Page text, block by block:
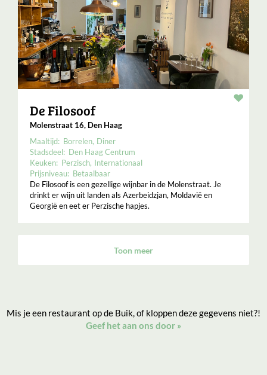
De Filosoof
Molenstraat 16, Den Haag
Maaltijd: Borrelen Diner
Stadsdeel: Den Haag Centrum
Keuken: Perzisch Internationaal
Prijsniveau: Betaalbaar
De Filosoof is een gezellige wijnbar in de Molenstraat. Je
drinkt er wijn uit landen als Azerbeidzjan, Moldavië en
Georgië en eet er Perzische hapjes.
Toon meer
Mis je een restaurant op de Buik, of kloppen deze gegevens niet?!
Geef het aan ons door »